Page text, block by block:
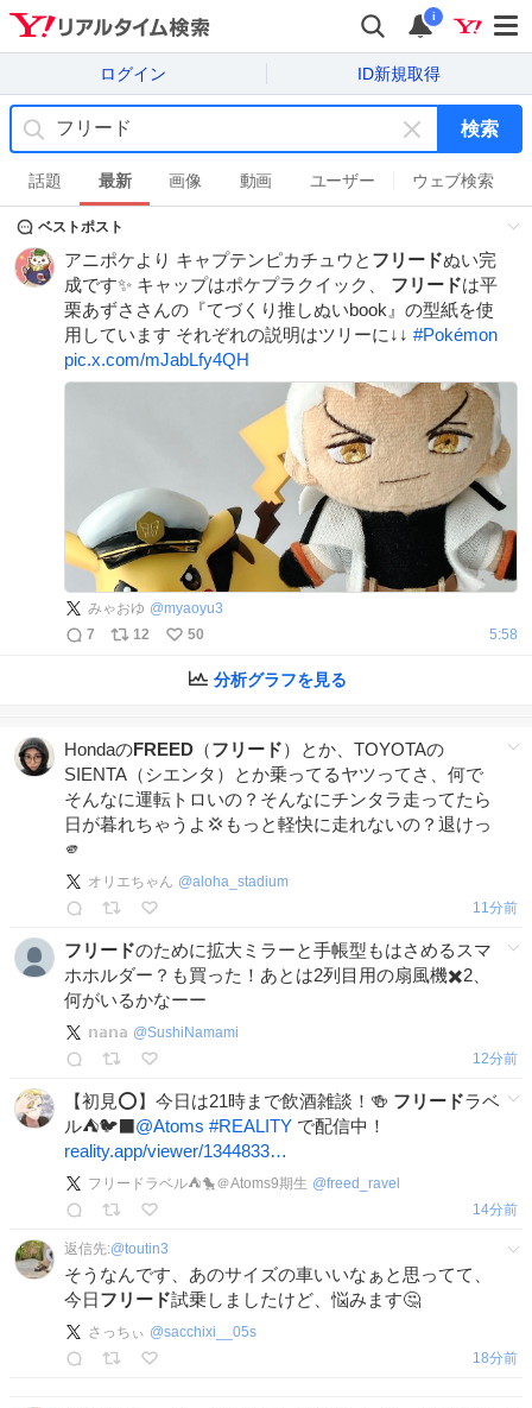
i
ログイン ID新規取得
キ
ー
ワ
ド
を
消
す
検索
話題 最新 画像 動画 ユーザー ウェブ検索
ベストポスト
アニポケより キャプテンピカチュウと フリードぬい完
成です✨ キャップはポケプラクイック、 フリードは平
栗あずささんの『てづくり推しぬいbook』の型紙を使
用しています それぞれの説明はツリーに↓↓ #Pokémon
pic.x.com/mJabLfy4QH
みゃおゆ @myaoyu3
7
12 50 5:58
分析グラフを見る
HondaのFREED （フリード）とか、TOYOTAの
SIENTA（シエンタ）とか乗ってるヤツってさ、何で
そんなに運転トロいの？そんなにチンタラ走ってたら
日が暮れちゃうよ💢もっと軽快に走れないの？退けっ
🫵
オリエちゃん @aloha_stadium
12分前
フリードのために拡大ミラーと手帳型もはさめるスマ
ホホルダー？も買った！あとは2列目用の扇風機✖️2、
何がいるかなーー
𝕟𝕒𝕟𝕒 @SushiNamami
13分前
【初見️⭕️】今日は21時まで飲酒雑談！🍻 フリードラベ
ル⛺🐦‍⬛@Atoms #REALITY で配信中！
reality.app/viewer/1344833…
フリードラベル⛺🐤＠Atoms9期生 @freed_ravel
14分前
返信先:@toutin3
そうなんです、あのサイズの車いいなぁと思ってて、
今日フリード試乗しましたけど、悩みます🤔
さっちぃ @sacchixi__05s
19分前